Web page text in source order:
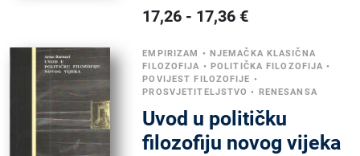
17,26 - 17,36 €
EMPIRIZAM • NJEMAČKA KLASIČNA
FILOZOFIJA • POLITIČKA FILOZOFIJA •
POVIJEST FILOZOFIJE •
PROSVJETITELJSTVO • RENESANSA
Uvod u političku
filozofiju novog vijeka